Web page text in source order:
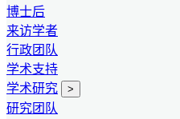
博士后
来访学者
行政团队
学术支持
学术研究
>
研究团队